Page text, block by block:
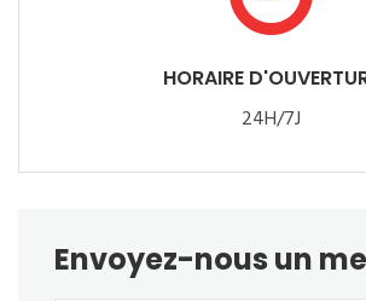
HORAIRE
24H/7J
Envoyez-nous un